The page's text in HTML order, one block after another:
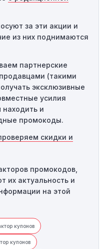
кодов промокодов. В
за помощью в
за эти акции и
из них поднимаются
партнерские
(такими
эксклюзивные
усилия
находить и
промокоды.
скидки и
промокодов,
их актуальность и
на этой
купонов
купонов